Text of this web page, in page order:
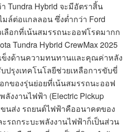
Tundra Hybrid จะมีอัตราสิ้น
มล์ต่อแกลลอน ซึ่งต่ำกว่า Ford
ลือกที่เน้นสมรรถนะออฟโรดมากก
Tundra Hybrid CrewMax 2025
ข็งด้านความทนทานและคุณค่าหลัง
ปรุงเทคโนโลยีช่วยเหลือการขับขี่
กของรุ่นย่อยที่เน้นสมรรถนะออฟ
งงานไฟฟ้า (Electric Pickup
นส่ง รถยนต์ไฟฟ้าคืออนาคตของ
รถกระบะพลังงานไฟฟ้าก็เป็นส่วน